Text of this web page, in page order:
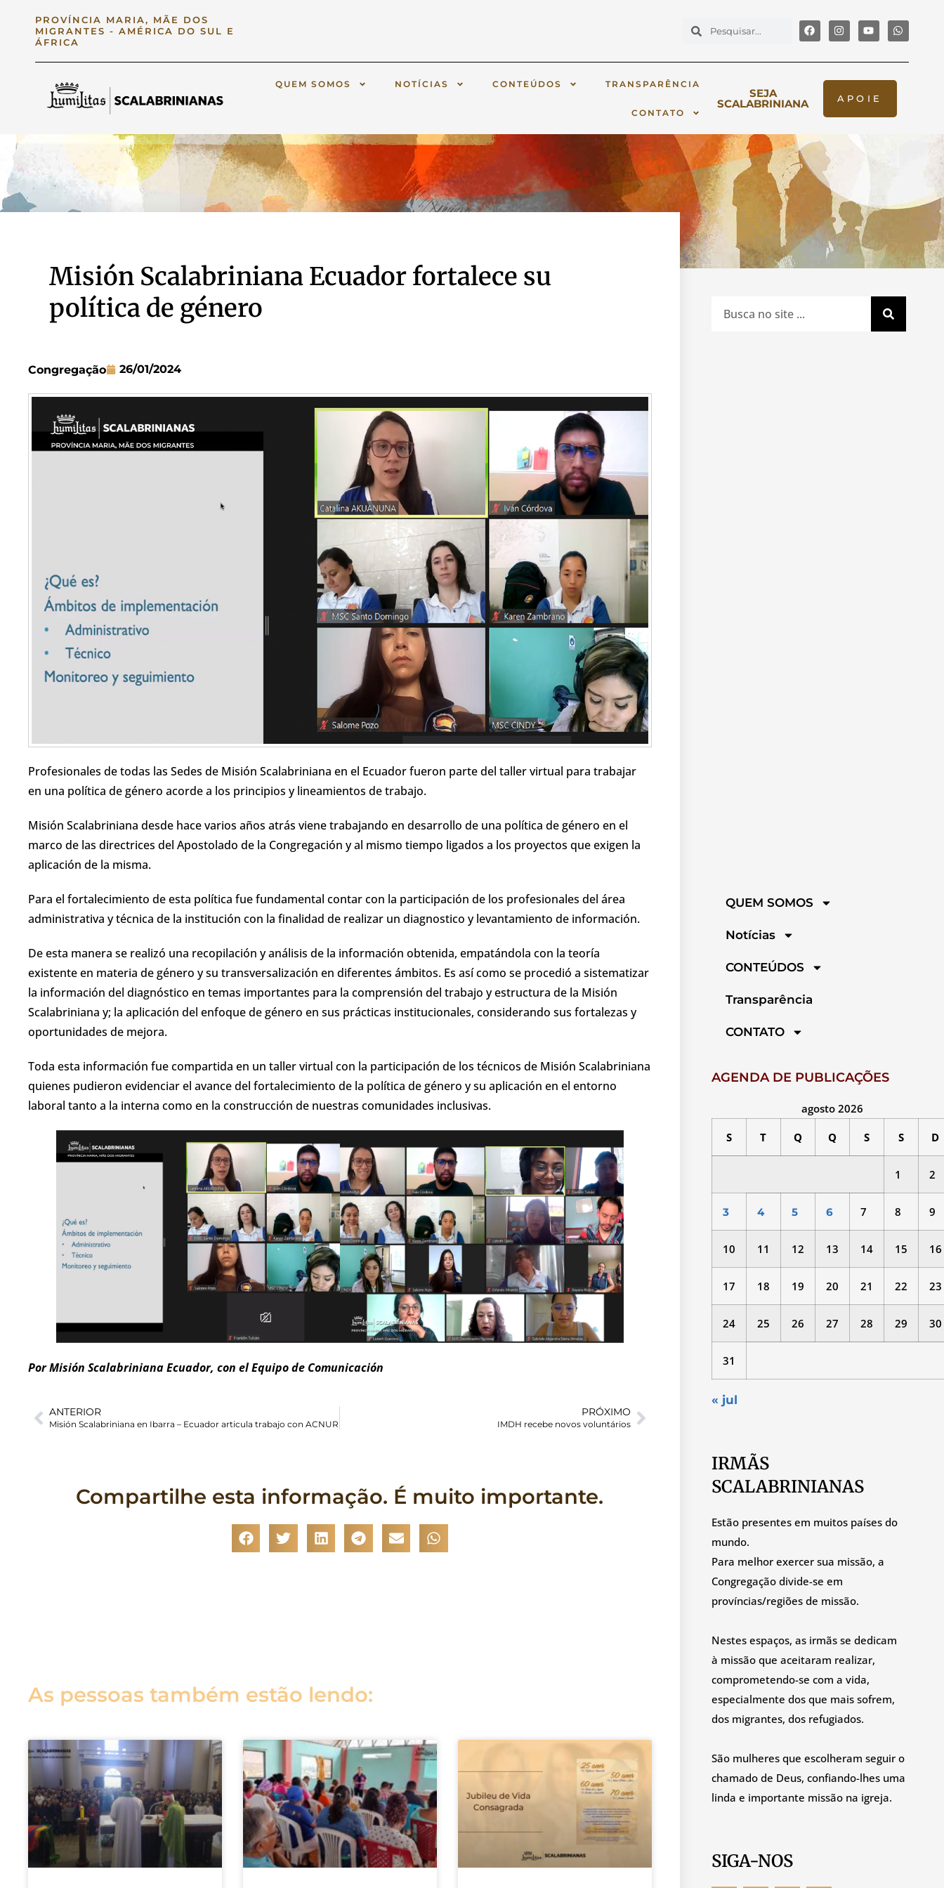
PROVÍNCIA MARIA, MÃE DOS
MIGRANTES - AMÉRICA DO SUL E
ÁFRICA
QUEM SOMOS NOTÍCIAS CONTEÚDOS TRANSPARÊNCIA
CONTATO
SEJA
SCALABRINIANA APOIE
Misión Scalabriniana Ecuador fortalece su
política de género
Congregação 26/01/2024
Profesionales de todas las Sedes de Misión Scalabriniana en el Ecuador fueron parte del taller virtual para trabajar
en una política de género acorde a los principios y lineamientos de trabajo.
Misión Scalabriniana desde hace varios años atrás viene trabajando en desarrollo de una política de género en el
marco de las directrices del Apostolado de la Congregación y al mismo tiempo ligados a los proyectos que exigen la
aplicación de la misma.
Para el fortalecimiento de esta política fue fundamental contar con la participación de los profesionales del área
administrativa y técnica de la institución con la finalidad de realizar un diagnostico y levantamiento de información.
De esta manera se realizó una recopilación y análisis de la información obtenida, empatándola con la teoría
existente en materia de género y su transversalización en diferentes ámbitos. Es así como se procedió a sistematizar
la información del diagnóstico en temas importantes para la comprensión del trabajo y estructura de la Misión
Scalabriniana y; la aplicación del enfoque de género en sus prácticas institucionales, considerando sus fortalezas y
oportunidades de mejora.
Toda esta información fue compartida en un taller virtual con la participación de los técnicos de Misión Scalabriniana
quienes pudieron evidenciar el avance del fortalecimiento de la política de género y su aplicación en el entorno
laboral tanto a la interna como en la construcción de nuestras comunidades inclusivas.
Por Misión Scalabriniana Ecuador, con el Equipo de Comunicación
ANTERIOR
Misión Scalabriniana en Ibarra – Ecuador articula trabajo con ACNUR
PRÓXIMO
IMDH recebe novos voluntários
Compartilhe esta informação. É muito importante.
As pessoas também estão lendo:
QUEM SOMOS
Notícias
CONTEÚDOS
Transparência
CONTATO
AGENDA DE PUBLICAÇÕES
agosto 2026
S T Q Q S S D
1 2
3 4 5 6 7 8 9
10 11 12 13 14 15 16
17 18 19 20 21 22 23
24 25 26 27 28 29 30
31
« jul
IRMÃS
SCALABRINIANAS
Estão presentes em muitos países do
mundo.
Para melhor exercer sua missão, a
Congregação divide-se em
províncias/regiões de missão.
Nestes espaços, as irmãs se dedicam
à missão que aceitaram realizar,
comprometendo-se com a vida,
especialmente dos que mais sofrem,
dos migrantes, dos refugiados.
São mulheres que escolheram seguir o
chamado de Deus, confiando-lhes uma
linda e importante missão na igreja.
SIGA-NOS